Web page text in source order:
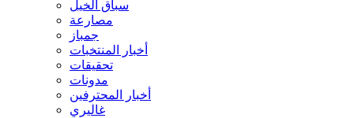
سباق الخيل
مصارعة
جمباز
أخبار المنتخبات
تحقيقات
مدونات
أخبار المحترفين
غاليري